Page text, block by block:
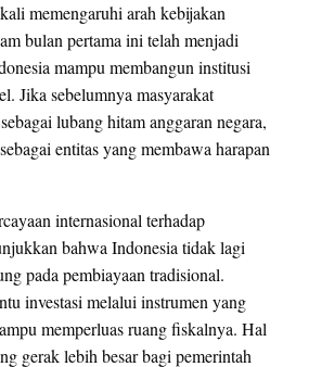
memengaruhi arah kebijakan
bulan pertama ini telah menjadi
mampu membangun institusi
Jika sebelumnya masyarakat
lubang hitam anggaran negara,
entitas yang membawa harapan
internasional terhadap
bahwa Indonesia tidak lagi
pada pembiayaan tradisional.
investasi melalui instrumen yang
memperluas ruang fiskalnya. Hal
gerak lebih besar bagi pemerintah